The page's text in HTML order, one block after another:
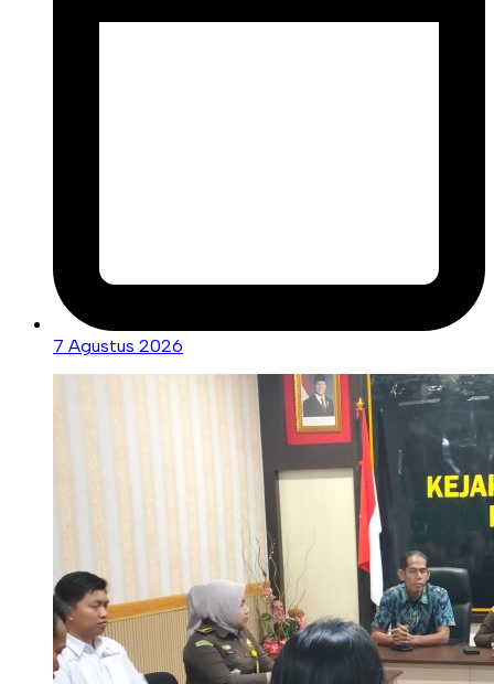
7 Agustus 2026